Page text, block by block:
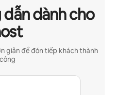
dành cho
giản để đón tiếp khách thành
công